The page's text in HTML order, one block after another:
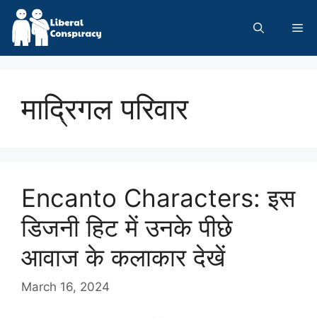
Skip
content
माद्रिगल परिवार
Encanto Characters: इस
डिजनी हिट में उनके पीछे
आवाज के कलाकार देखें
March 16, 2024